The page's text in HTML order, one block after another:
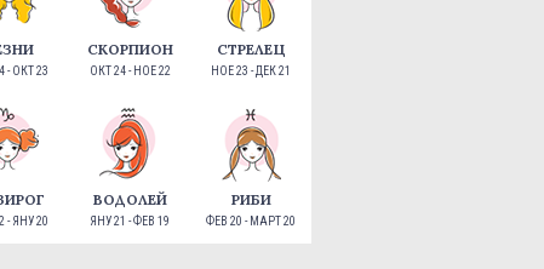
- ОКТ 23
СКОРПИОН
ОКТ 24 - НОЕ 22
СТРЕЛЕЦ
НОЕ 23 - ДЕК 21
- ЯНУ 20
ВОДОЛЕЙ
ЯНУ 21 - ФЕВ 19
РИБИ
ФЕВ 20 - МАРТ 20